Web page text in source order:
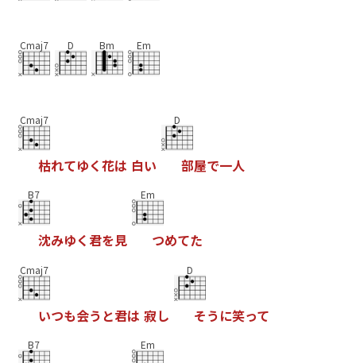
Cmaj7 D Bm Em
Cmaj7
枯れてゆく花は 白い
D
部屋で一人
B7
沈みゆく 君を見
Em
つめてた
Cmaj7
いつも会う と君は 寂し
D
そう に笑って
B7 Em